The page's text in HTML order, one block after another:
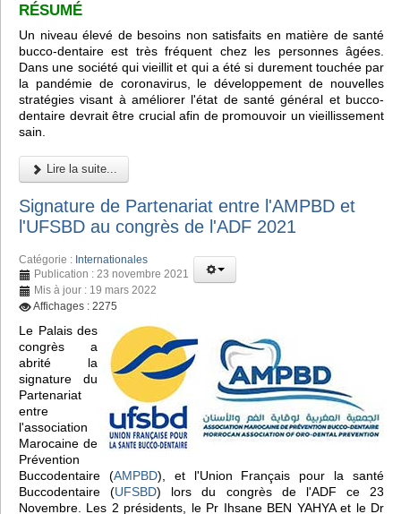
RÉSUMÉ
Un niveau élevé de besoins non satisfaits en matière de santé
bucco-dentaire est très fréquent chez les personnes âgées.
Dans une société qui vieillit et qui a été si durement touchée par
la pandémie de coronavirus, le développement de nouvelles
stratégies visant à améliorer l'état de santé général et bucco-
dentaire devrait être crucial afin de promouvoir un vieillissement
sain.
Lire la suite...
Signature de Partenariat entre l'AMPBD et
l'UFSBD au congrès de l'ADF 2021
Catégorie : Internationales
Publication : 23 novembre 2021
Mis à jour : 19 mars 2022
Affichages : 2275
Le Palais des
congrès a
abrité la
signature du
Partenariat
entre
l'association
Marocaine de
Prévention
Buccodentaire (AMPBD), et l'Union Français pour la santé
Buccodentaire (UFSBD) lors du congrès de l'ADF ce 23
Novembre. Les 2 présidents, le Pr Ihsane BEN YAHYA et le Dr